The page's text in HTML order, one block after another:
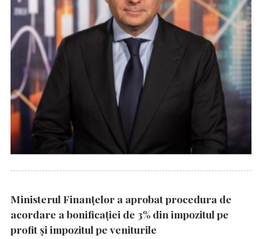
Ministerul Finanțelor a aprobat procedura de
acordare a bonificației de 3% din impozitul pe
profit și impozitul pe veniturile